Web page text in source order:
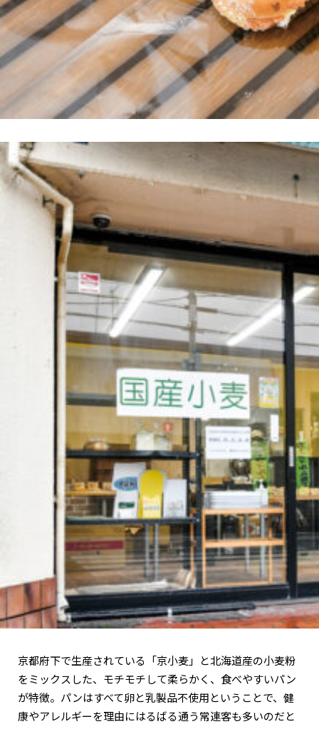
京都府下で生産されている「京小麦」と北海道産の小麦粉
をミックスした、モチモチして柔らかく、食べやすいパン
が特徴。パンはすべて卵と乳製品不使用ということで、健
康やアレルギーを理由にはるばる通う常連客も多いのだと